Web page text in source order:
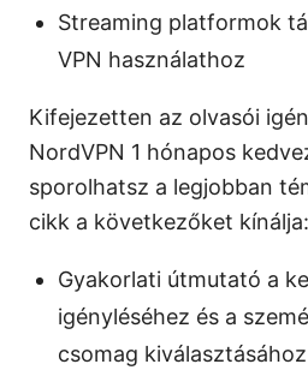
Streaming platformok
VPN használathoz
Kifejezetten az olvasói
NordVPN 1 hónapos
sporolhatsz a legjobban
cikk a következőket kínálja:
Gyakorlati útmutató a
igényléséhez és a
csomag kiválasztásához